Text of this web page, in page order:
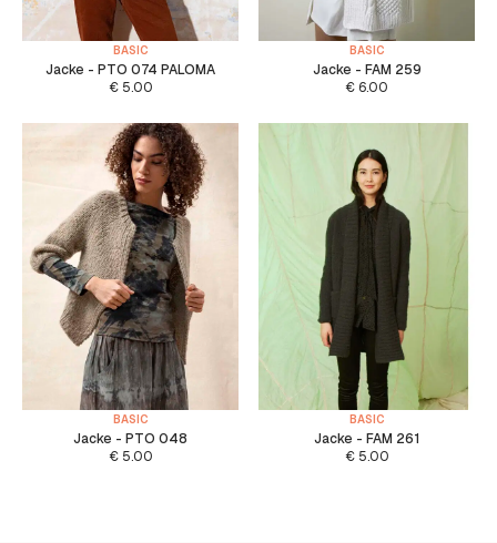
BASIC
Jacke - PTO 074 PALOMA
€5.00
BASIC
Jacke - FAM 259
€ 6.00
BASIC
Jacke - PTO 048
€5.00
BASIC
Jacke - FAM 261
€5.00